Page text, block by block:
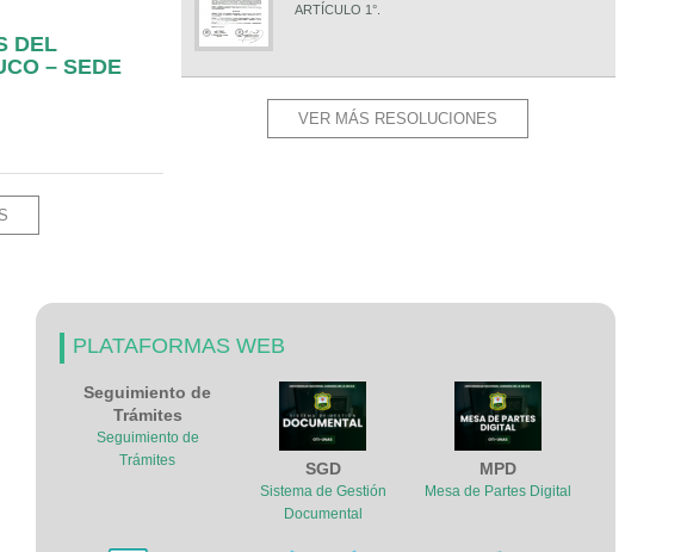
DEL
– SEDE
ARTÍCULO 1°.
VER MÁS RESOLUCIONES
PLATAFORMAS WEB
Seguimiento de
Trámites
Seguimiento de
Trámites
SGD
Sistema de Gestión
Documental
MPD
Mesa de Partes Digital